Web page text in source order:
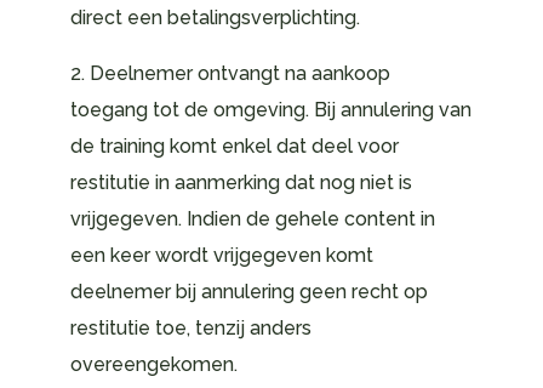
direct een betalingsverplichting.
2. Deelnemer ontvangt na aankoop
toegang tot de omgeving. Bij annulering van
de training komt enkel dat deel voor
restitutie in aanmerking dat nog niet is
vrijgegeven. Indien de gehele content in
een keer wordt vrijgegeven komt
deelnemer bij annulering geen recht op
restitutie toe, tenzij anders
overeengekomen.